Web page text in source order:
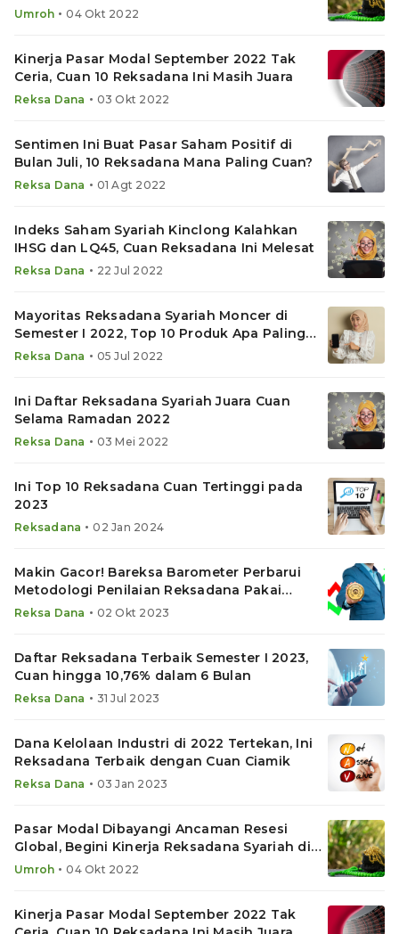
Bareksa Umroh
Umroh • 04 Okt 2022
Kinerja Pasar Modal September 2022 Tak
Ceria, Cuan 10 Reksadana Ini Masih Juara
Reksa Dana • 03 Okt 2022
Sentimen Ini Buat Pasar Saham Positif di
Bulan Juli, 10 Reksadana Mana Paling Cuan?
Reksa Dana • 01 Agt 2022
Indeks Saham Syariah Kinclong Kalahkan
IHSG dan LQ45, Cuan Reksadana Ini Melesat
Reksa Dana • 22 Jul 2022
Mayoritas Reksadana Syariah Moncer di
Semester I 2022, Top 10 Produk Apa Paling
Cuan?
Reksa Dana • 05 Jul 2022
Ini Daftar Reksadana Syariah Juara Cuan
Selama Ramadan 2022
Reksa Dana • 03 Mei 2022
Ini Top 10 Reksadana Cuan Tertinggi pada
2023
Reksadana • 02 Jan 2024
Makin Gacor! Bareksa Barometer Perbarui
Metodologi Penilaian Reksadana Pakai
Resep Ini
Reksa Dana • 02 Okt 2023
Daftar Reksadana Terbaik Semester I 2023,
Cuan hingga 10,76% dalam 6 Bulan
Reksa Dana • 31 Jul 2023
Dana Kelolaan Industri di 2022 Tertekan, Ini
Reksadana Terbaik dengan Cuan Ciamik
Reksa Dana • 03 Jan 2023
Pasar Modal Dibayangi Ancaman Resesi
Global, Begini Kinerja Reksadana Syariah di
Bareksa Umroh
Umroh • 04 Okt 2022
Kinerja Pasar Modal September 2022 Tak